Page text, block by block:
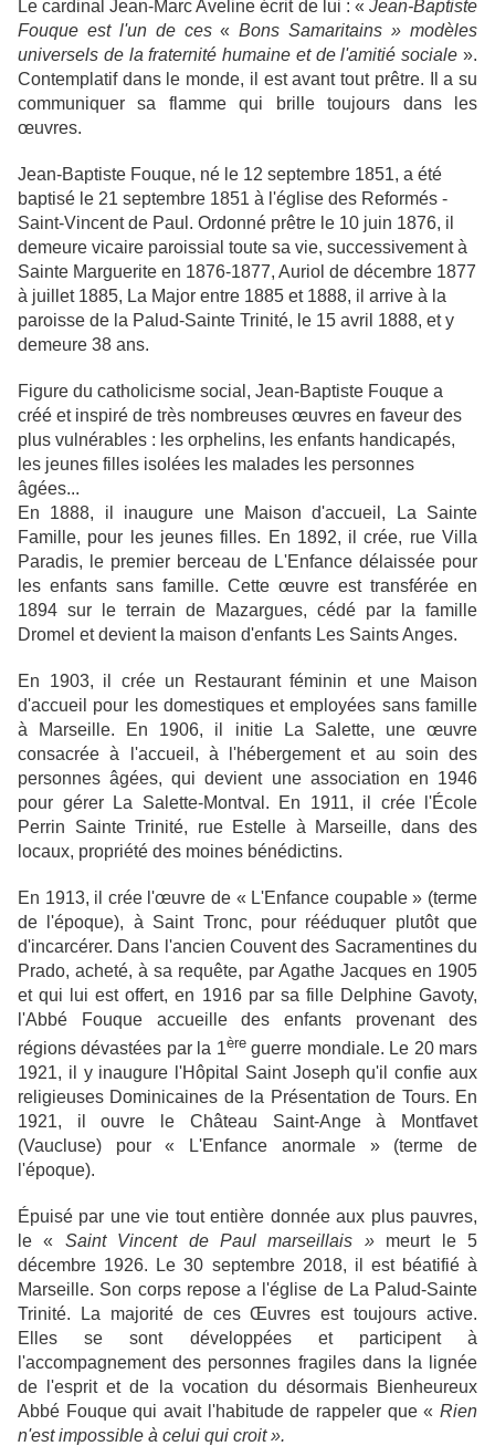
Le cardinal Jean-Marc Aveline écrit de lui : «Jean-Baptiste
Fouque est l'un de ces«Bons Samaritains » modèles
universels de la fraternité humaine et de l'amitié sociale ».
Contemplatif dans le monde, il est avant tout prêtre. Il a su
communiquer sa flamme qui brille toujours dans les
œuvres.
Jean-Baptiste Fouque, né le 12 septembre 1851, a été
baptisé le 21 septembre 1851 à l'église des Reformés -
Saint-Vincent de Paul. Ordonné prêtre le 10 juin 1876, il
demeure vicaire paroissial toute sa vie, successivement à
Sainte Marguerite en 1876-1877, Auriol de décembre 1877
à juillet 1885, La Major entre 1885 et 1888, il arrive à la
paroisse de la Palud-Sainte Trinité, le 15 avril 1888, et y
demeure 38 ans.
Figure du catholicisme social, Jean-Baptiste Fouque a
créé et inspiré de très nombreuses œuvres en faveur des
plus vulnérables : les orphelins, les enfants handicapés,
les jeunes filles isolées les malades les personnes
âgées...
En 1888, il inaugure une Maison d'accueil, La Sainte
Famille, pour les jeunes filles. En 1892, il crée, rue Villa
Paradis, le premier berceau de L'Enfance délaissée pour
les enfants sans famille. Cette œuvre est transférée en
1894 sur le terrain de Mazargues, cédé par la famille
Dromel et devient la maison d'enfants Les Saints Anges.
En 1903, il crée un Restaurant féminin et une Maison
d'accueil pour les domestiques et employées sans famille
à Marseille. En 1906, il initie La Salette, une œuvre
consacréeà l'accueil, à
l'hébergement et au soin des
personnes âgées, qui devient une association en 1946
pour gérer La Salette-Montval. En 1911, il crée l'École
Perrin Sainte Trinité, rue Estelle à Marseille, dans des
locaux, propriété des moines bénédictins.
En 1913, il crée l'œuvre de « L'Enfance coupable» (terme
de l'époque), à Saint Tronc, pour rééduquer plutôt que
d'incarcérer. Dans l'ancien Couvent des Sacramentines du
Prado, acheté, à sa requête, par Agathe Jacques en 1905
et qui lui est offert, en 1916 par sa fille Delphine Gavoty,
l'Abbé Fouque accueille des enfants provenant des
régions dévastées par la 1èreguerre mondiale. Le 20 mars
1921, il y inaugure l'Hôpital Saint Joseph qu'il confie aux
religieuses Dominicaines de la Présentation de Tours. En
1921, il ouvre le Château Saint-Ange à Montfavet
(Vaucluse) pour« L'Enfance anormale » (terme de
l'époque).
Épuisé par une vie tout entière donnée aux plus pauvres,
le « Saint Vincent de Paul marseillais » meurt le 5
décembre 1926. Le30 septembre 2018, il est béatifié à
Marseille. Son corps repose a l'église de La Palud-Sainte
Trinité. La majorité de ces Œuvres est toujours active.
Elles se sont développées et participent à
l'accompagnement des personnes fragiles dans la lignée
de l'esprit et de la vocation du désormais Bienheureux
Abbé Fouque qui avait l'habitude de rappeler que « Rien
n'est impossible à celui qui croit ».